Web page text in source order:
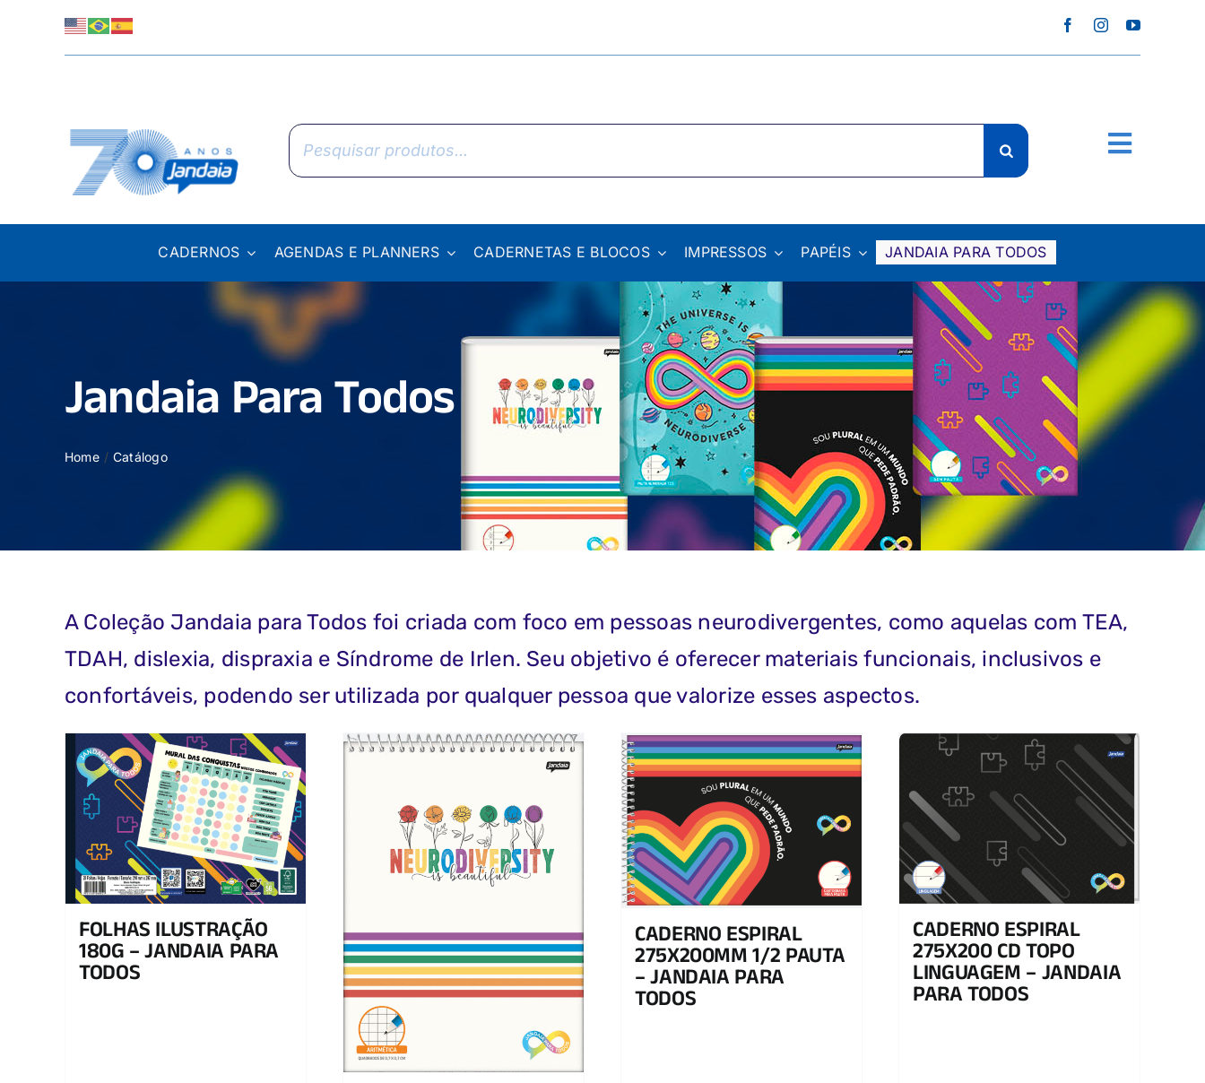
Pesquisar
produtos
CADERNOS AGENDAS E PLANNERS CADERNETAS E BLOCOS IMPRESSOS PAPÉIS JANDAIA PARA TODOS
Jandaia Para Todos
Home Catálogo
A Coleção Jandaia para Todos foi criada com foco em pessoas neurodivergentes, como aquelas com TEA,
TDAH, dislexia, dispraxia e Síndrome de Irlen. Seu objetivo é oferecer materiais funcionais, inclusivos e
confortáveis, podendo ser utilizada por qualquer pessoa que valorize esses aspectos.
FOLHAS ILUSTRAÇÃO
180G – JANDAIA PARA
TODOS
CADERNO ESPIRAL
275X200MM 1/2 PAUTA
– JANDAIA PARA
TODOS
CADERNO ESPIRAL
275X200 CD TOPO
LINGUAGEM – JANDAIA
PARA TODOS